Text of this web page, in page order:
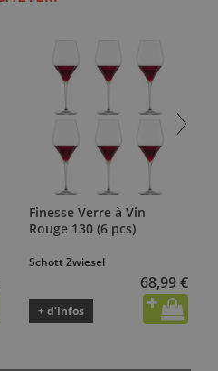
Finesse Verre à Vin
Rouge 130 (6 pcs)
Schott Zwiesel
68,99 €
+ d’infos